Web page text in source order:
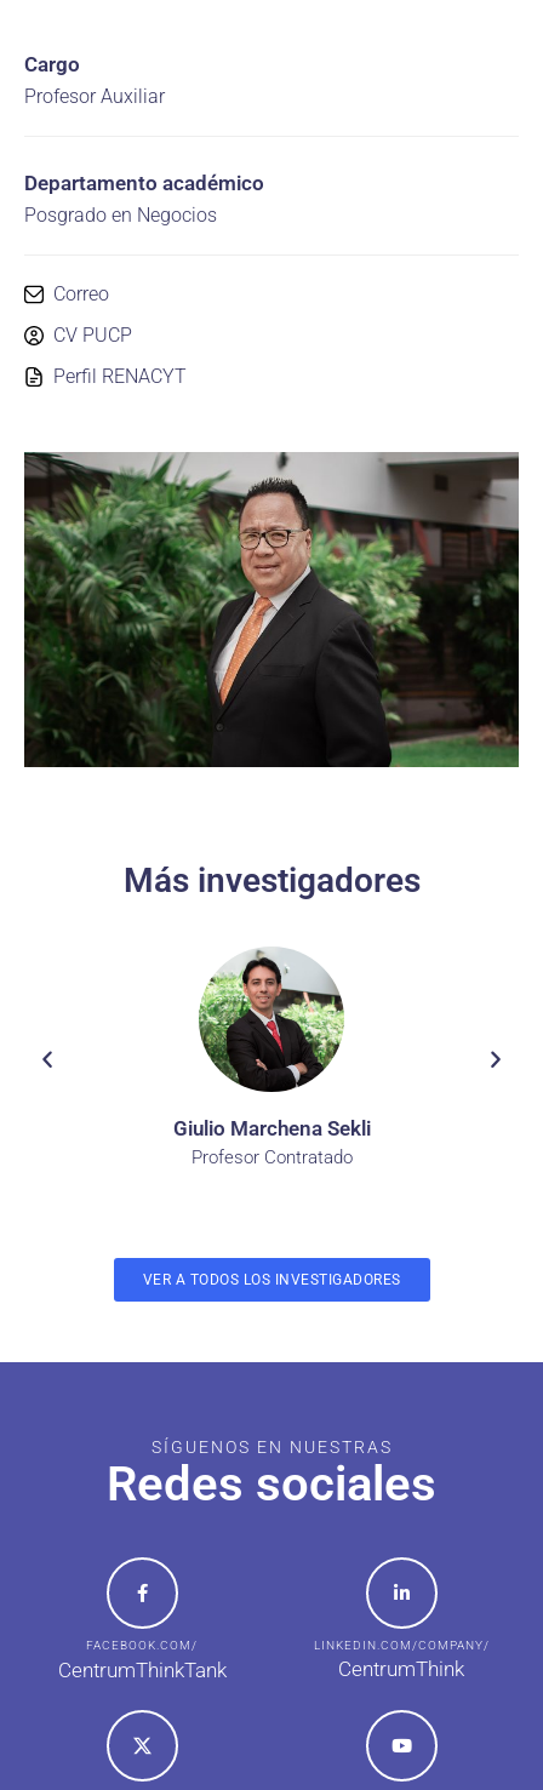
Cargo
Profesor Auxiliar
Departamento académico
Posgrado en Negocios
Correo
CV PUCP
Perfil RENACYT
Más investigadores
Giulio Marchena Sekli
Profesor Contratado
VER A TODOS LOS INVESTIGADORES
SÍGUENOS EN NUESTRAS
Redes sociales
FACEBOOK.COM/
CentrumThinkTank
LINKEDIN.COM/COMPANY/
CentrumThink